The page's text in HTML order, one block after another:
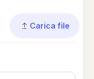
Carica file